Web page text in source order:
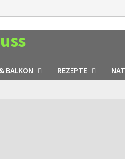
BALKON REZEPTE